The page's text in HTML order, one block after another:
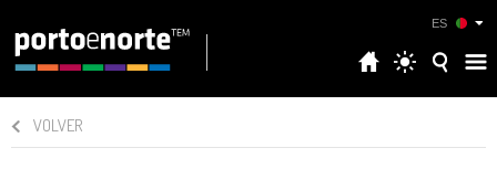
ES
VOLVER